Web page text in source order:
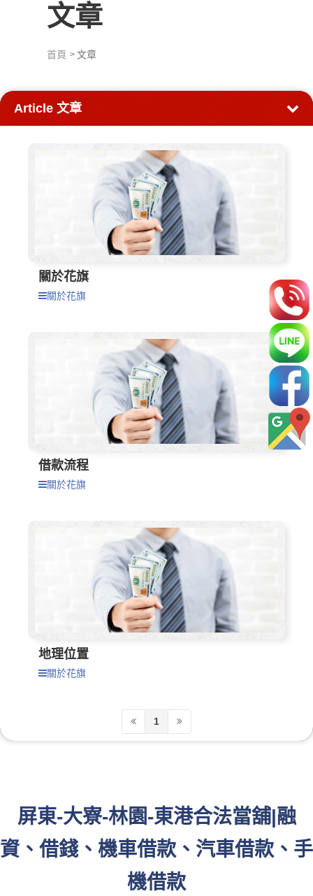
文章
首頁 文章
Article 文章
關於花旗
關於花旗
借款流程
關於花旗
地理位置
關於花旗
1
屏東-大寮-林園-東港合法當舖|融
資、借錢、機車借款、汽車借款、手
機借款